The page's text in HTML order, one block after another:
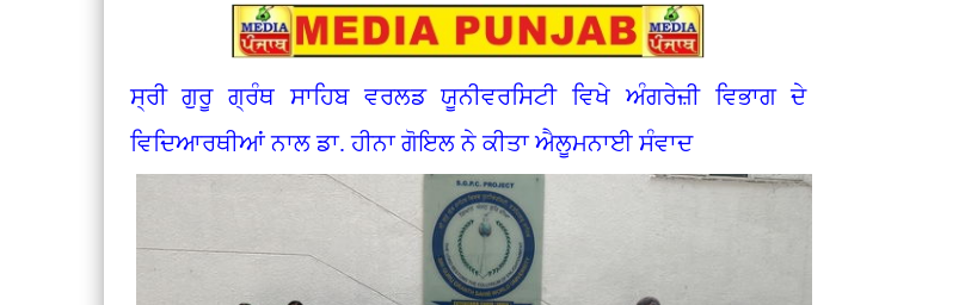
ਸ੍ਰੀ ਗੁਰੂ ਗ੍ਰੰਥ ਸਾਹਿਬ ਵਰਲਡ ਯੂਨੀਵਰਸਿਟੀ ਵਿਖੇ ਅੰਗਰੇਜ਼ੀ ਵਿਭਾਗ ਦੇ
ਵਿਦਿਆਰਥੀਆਂ ਨਾਲ ਡਾ. ਹੀਨਾ ਗੋਇਲ ਨੇ ਕੀਤਾ ਐਲੂਮਨਾਈ ਸੰਵਾਦ